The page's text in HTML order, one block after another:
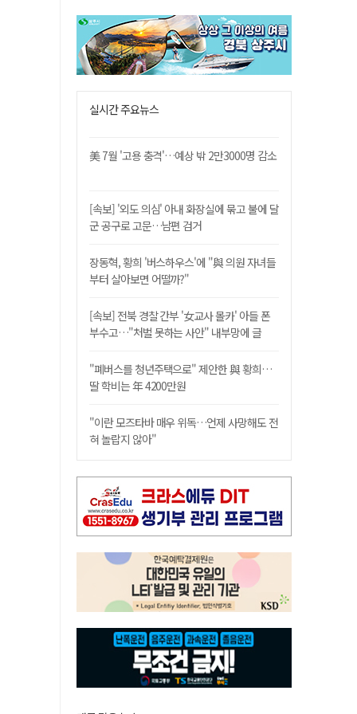
실시간 주요뉴스
美 7월 '고용 충격'…예상 밖 2만3000명 감소
[속보] '외도 의심' 아내 화장실에 묶고 불에 달
군 공구로 고문…남편 검거
장동혁, 황희 '버스하우스'에 "與 의원 자녀들
부터 살아보면 어떨까?"
[속보] 전북 경찰 간부 '女교사 몰카' 아들 폰
부수고…"처벌 못하는 사안" 내부망에 글
"폐버스를 청년주택으로" 제안한 與 황희…
딸 학비는 年 4200만원
"이란 모즈타바 매우 위독…언제 사망해도 전
혀 놀랍지 않아"